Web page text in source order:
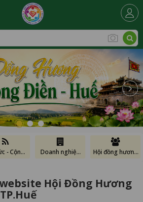
- Cộng
Doanh nghiệp
Hội đồng hương
Hội Đồng Hương